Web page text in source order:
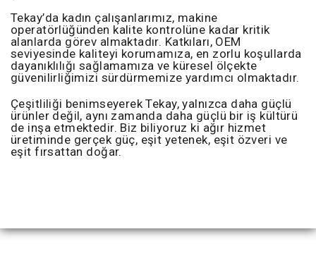
Tekay’da kadın çalışanlarımız, makine
operatörlüğünden kalite kontrolüne kadar kritik
alanlarda görev almaktadır. Katkıları, OEM
seviyesinde kaliteyi korumamıza, en zorlu koşullarda
dayanıklılığı sağlamamıza ve küresel ölçekte
güvenilirliğimizi sürdürmemize yardımcı olmaktadır.
Çeşitliliği benimseyerek Tekay, yalnızca daha güçlü
ürünler değil, aynı zamanda daha güçlü bir iş kültürü
de inşa etmektedir. Biz biliyoruz ki ağır hizmet
üretiminde gerçek güç, eşit yetenek, eşit özveri ve
eşit fırsattan doğar.